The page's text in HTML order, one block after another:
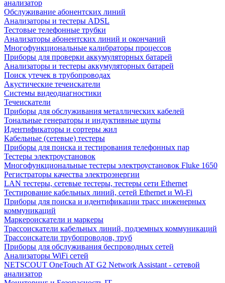
анализатор
Обслуживание абонентских линий
Анализаторы и тестеры ADSL
Тестовые телефонные трубки
Анализаторы абонентских линий и окончаний
Многофункциональные калибраторы процессов
Приборы для проверки аккумуляторных батарей
Анализаторы и тестеры аккумуляторных батарей
Поиск утечек в трубопроводах
Акустические течеискатели
Системы видеодиагностики
Течеискатели
Приборы для обслуживания металлических кабелей
Тональные генераторы и индуктивные щупы
Идентификаторы и сортеры жил
Кабельные (сетевые) тестеры
Приборы для поиска и тестирования телефонных пар
Тестеры электроустановок
Многофункциональные тестеры электроустановок Fluke 1650
Регистраторы качества электроэнергии
LAN тестеры, сетевые тестеры, тестеры сети Ethernet
Тестирование кабельных линий, сетей Ethernet и Wi-Fi
Приборы для поиска и идентификации трасс инженерных
коммуникаций
Маркероискатели и маркеры
Трассоискатели кабельных линий, подземных коммуникаций
Трассоискатели трубопроводов, труб
Приборы для обслуживания беспроводных сетей
Анализаторы WiFi сетей
NETSCOUT OneTouch AT G2 Network Assistant - сетевой
анализатор